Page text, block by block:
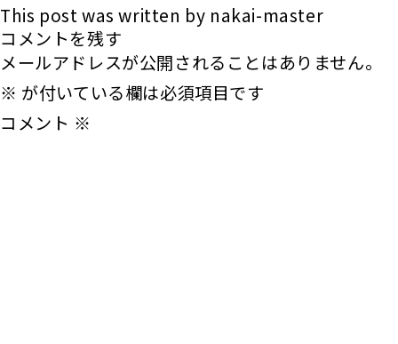
This post was written by nakai-master
コメントを残す
メールアドレスが公開されることはありません。
※ が付いている欄は必須項目です
コメント ※